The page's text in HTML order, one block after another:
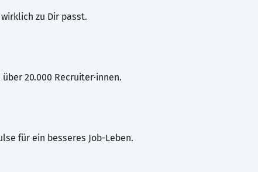
zu Dir passt.
20.000 Recruiter·innen.
für ein besseres Job-Leben.